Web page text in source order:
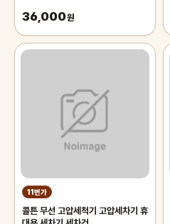
36,000원
11번가
콜튼 무선 고압세척기 고압세차기 휴